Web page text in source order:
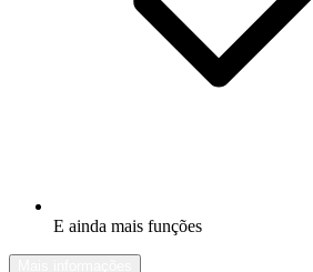
E ainda mais funções